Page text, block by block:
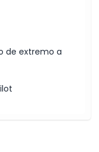
de extremo a